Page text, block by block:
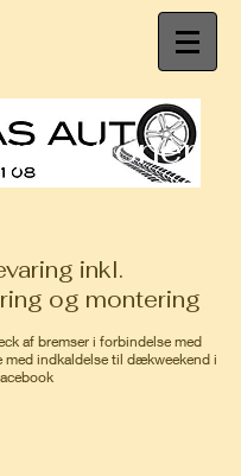
inkl.
og montering
af bremser i forbindelse med
indkaldelse til dækweekend i